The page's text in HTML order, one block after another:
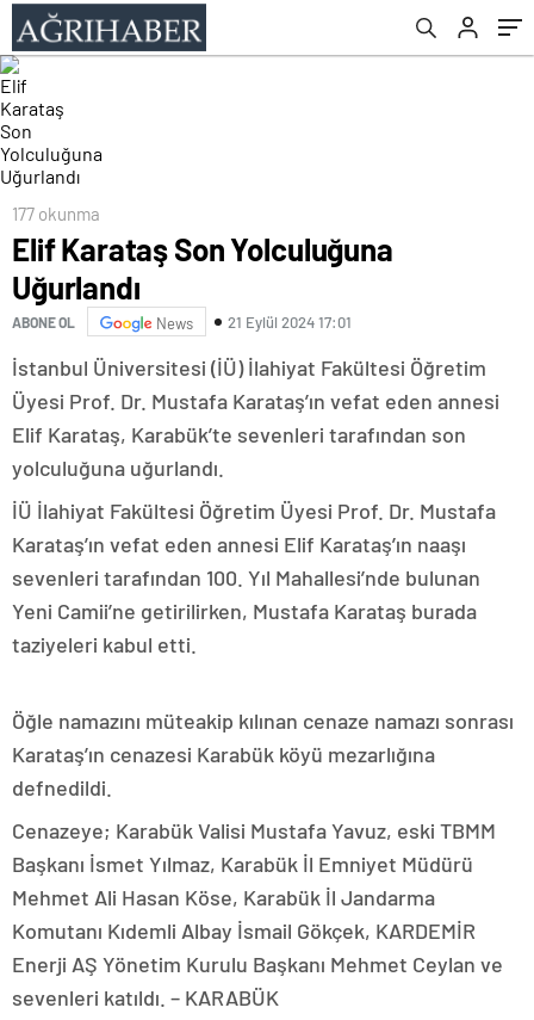
177 okunma
Elif Karataş Son Yolculuğuna
Uğurlandı
ABONE OL News 21 Eylül 2024 17:01
İstanbul Üniversitesi (İÜ) İlahiyat Fakültesi Öğretim
Üyesi Prof. Dr. Mustafa Karataş’ın vefat eden annesi
Elif Karataş, Karabük’te sevenleri tarafından son
yolculuğuna uğurlandı.
İÜ İlahiyat Fakültesi Öğretim Üyesi Prof. Dr. Mustafa
Karataş’ın vefat eden annesi Elif Karataş’ın naaşı
sevenleri tarafından 100. Yıl Mahallesi’nde bulunan
Yeni Camii’ne getirilirken, Mustafa Karataş burada
taziyeleri kabul etti.
Öğle namazını müteakip kılınan cenaze namazı sonrası
Karataş’ın cenazesi Karabük köyü mezarlığına
defnedildi.
Cenazeye; Karabük Valisi Mustafa Yavuz, eski TBMM
Başkanı İsmet Yılmaz, Karabük İl Emniyet Müdürü
Mehmet Ali Hasan Köse, Karabük İl Jandarma
Komutanı Kıdemli Albay İsmail Gökçek, KARDEMİR
Enerji AŞ Yönetim Kurulu Başkanı Mehmet Ceylan ve
sevenleri katıldı. – KARABÜK